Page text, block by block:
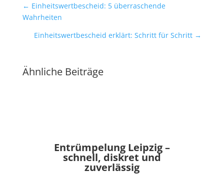
← Einheitswertbescheid: 5 überraschende
Wahrheiten
Einheitswertbescheid erklärt: Schritt für Schritt →
Ähnliche Beiträge
Entrümpelung Leipzig –
schnell, diskret und
zuverlässig